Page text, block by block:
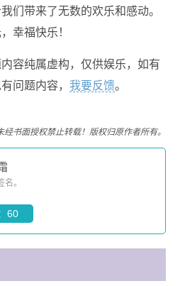
们带来了无数的欢乐和感动。
幸福快乐！
容纯属虚构，仅供娱乐，如有
问题内容， 我要反馈。
书面授权禁止转载！版权归原作者所有。
。
60